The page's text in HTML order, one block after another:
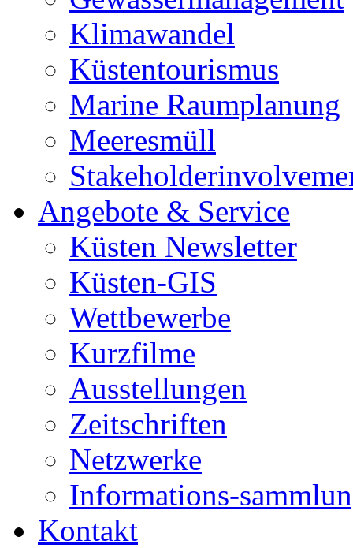
Klimawandel
Küstentourismus
Marine Raumplanung
Meeresmüll
Angebote & Service
Küsten Newsletter
Küsten-GIS
Wettbewerbe
Kurzfilme
Ausstellungen
Zeitschriften
Netzwerke
Informations-
Kontakt